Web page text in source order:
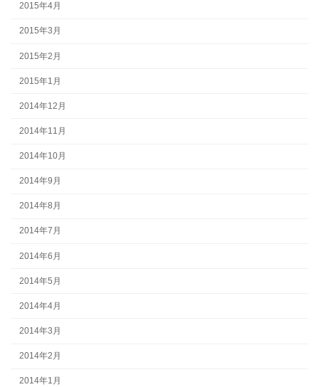
2015年4月
2015年3月
2015年2月
2015年1月
2014年12月
2014年11月
2014年10月
2014年9月
2014年8月
2014年7月
2014年6月
2014年5月
2014年4月
2014年3月
2014年2月
2014年1月